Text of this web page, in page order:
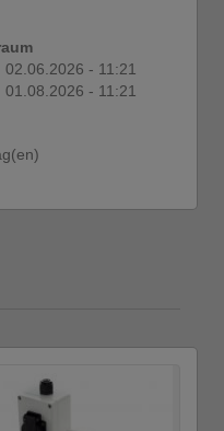
02.06.2026 - 11:21
01.08.2026 - 11:21